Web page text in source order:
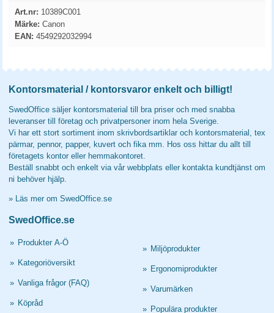
Art.nr: 10389C001
Märke: Canon
EAN: 4549292032994
Kontorsmaterial / kontorsvaror enkelt och billigt!
SwedOffice säljer kontorsmaterial till bra priser och med snabba
leveranser till företag och privatpersoner inom hela Sverige.
Vi har ett stort sortiment inom skrivbordsartiklar och kontorsmaterial, tex
pärmar, pennor, papper, kuvert och fika mm. Hos oss hittar du allt till
företagets kontor eller hemmakontoret.
Beställ snabbt och enkelt via vår webbplats eller kontakta kundtjänst om
ni behöver hjälp.
» Läs mer om SwedOffice.se
SwedOffice.se
» Produkter A-Ö
» Kategoriöversikt
» Vanliga frågor (FAQ)
» Köpråd
» Miljöprodukter
» Ergonomiprodukter
» Varumärken
» Populära produkter